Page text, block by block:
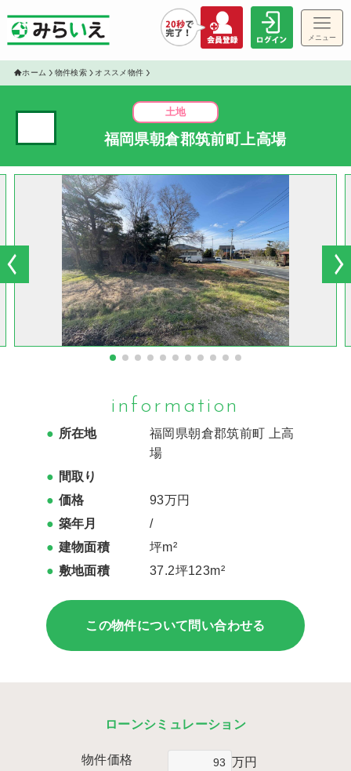
メニュー
ホーム 物件検索 オススメ物件
土地
福岡県朝倉郡筑前町上高場
information
所在地
福岡県朝倉郡筑前町 上高
場
間取り
価格
93万円
築年月
/
建物面積
坪m²
敷地面積
37.2坪123m²
この物件について問い合わせる
ローンシミュレーション
物件価格
万円